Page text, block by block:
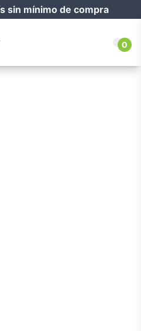
sin mínimo de compra
0